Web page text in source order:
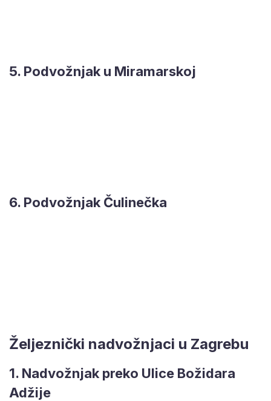
5. Podvožnjak u Miramarskoj
6. Podvožnjak Čulinečka
Željeznički nadvožnjaci u Zagrebu
1. Nadvožnjak preko Ulice Božidara
Adžije